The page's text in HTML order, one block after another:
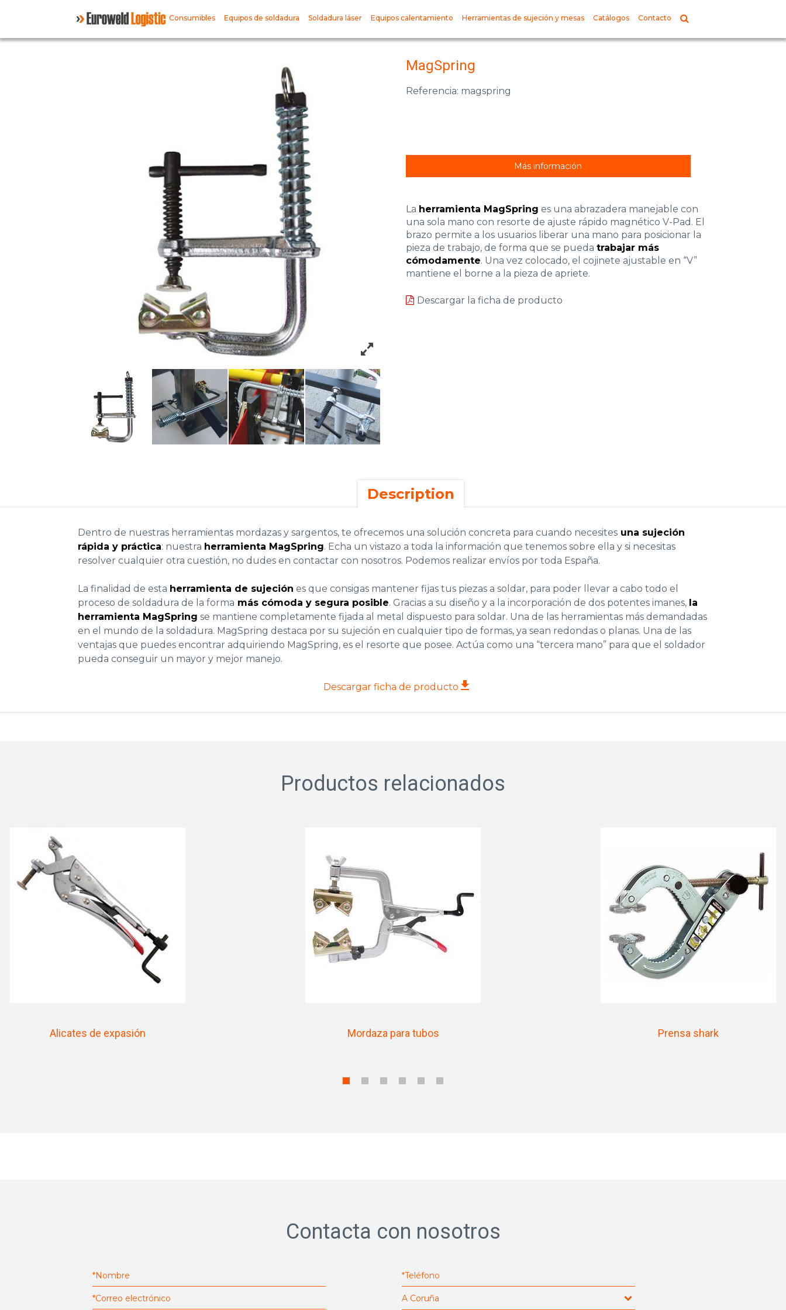
Consumibles Equipos de soldadura Soldadura láser Equipos calentamiento Herramientas de sujeción y mesas Catálogos Contacto
Referencia: magspring
La herramienta MagSpring es una abrazadera manejable con
una sola mano con resorte de ajuste rápido magnético V-Pad. El
brazo permite a los usuarios liberar una mano para posicionar la
pieza de trabajo, de forma que se pueda trabajar más
cómodamente. Una vez colocado, el cojinete ajustable en “V”
mantiene el borne a la pieza de apriete.
Descargar la ficha de producto
Más información
MagSpring
Description
Dentro de nuestras herramientas mordazas y sargentos, te ofrecemos una solución concreta para cuando necesites una sujeción
rápida y práctica: nuestra herramienta MagSpring. Echa un vistazo a toda la información que tenemos sobre ella y si necesitas
resolver cualquier otra cuestión, no dudes en contactar con nosotros. Podemos realizar envíos por toda España.
La finalidad de esta herramienta de sujeción es que consigas mantener fijas tus piezas a soldar, para poder llevar a cabo todo el
proceso de soldadura de la forma más cómoda y segura posible. Gracias a su diseño y a la incorporación de dos potentes imanes, la
herramienta MagSpring se mantiene completamente fijada al metal dispuesto para soldar. Una de las herramientas más demandadas
en el mundo de la soldadura. MagSpring destaca por su sujeción en cualquier tipo de formas, ya sean redondas o planas. Una de las
ventajas que puedes encontrar adquiriendo MagSpring, es el resorte que posee. Actúa como una “tercera mano” para que el soldador
pueda conseguir un mayor y mejor manejo.
Descargar ficha de producto
Productos relacionados
Alicates de expasión Mordaza para tubos Prensa shark
Contacta con nosotros